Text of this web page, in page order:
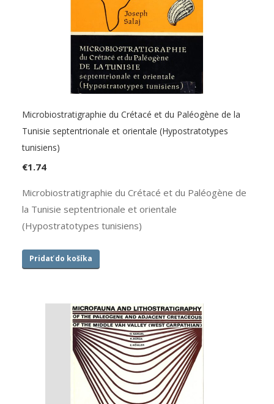
Microbiostratigraphie du Crétacé et du Paléogène de la
Tunisie septentrionale et orientale (Hypostratotypes
tunisiens)
€1.74
Microbiostratigraphie du Crétacé et du Paléogène de
la Tunisie septentrionale et orientale
(Hypostratotypes tunisiens)
Pridať do košíka